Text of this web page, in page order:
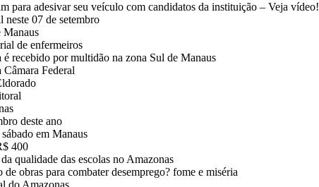
para adesivar seu veículo com candidatos da instituição – Veja vídeo!
07 de setembro
Manaus
de enfermeiros
recebido por multidão na zona Sul de Manaus
Federal
deste ano
em Manaus
400
qualidade das escolas no Amazonas
obras para combater desemprego? fome e miséria
do Amazonas